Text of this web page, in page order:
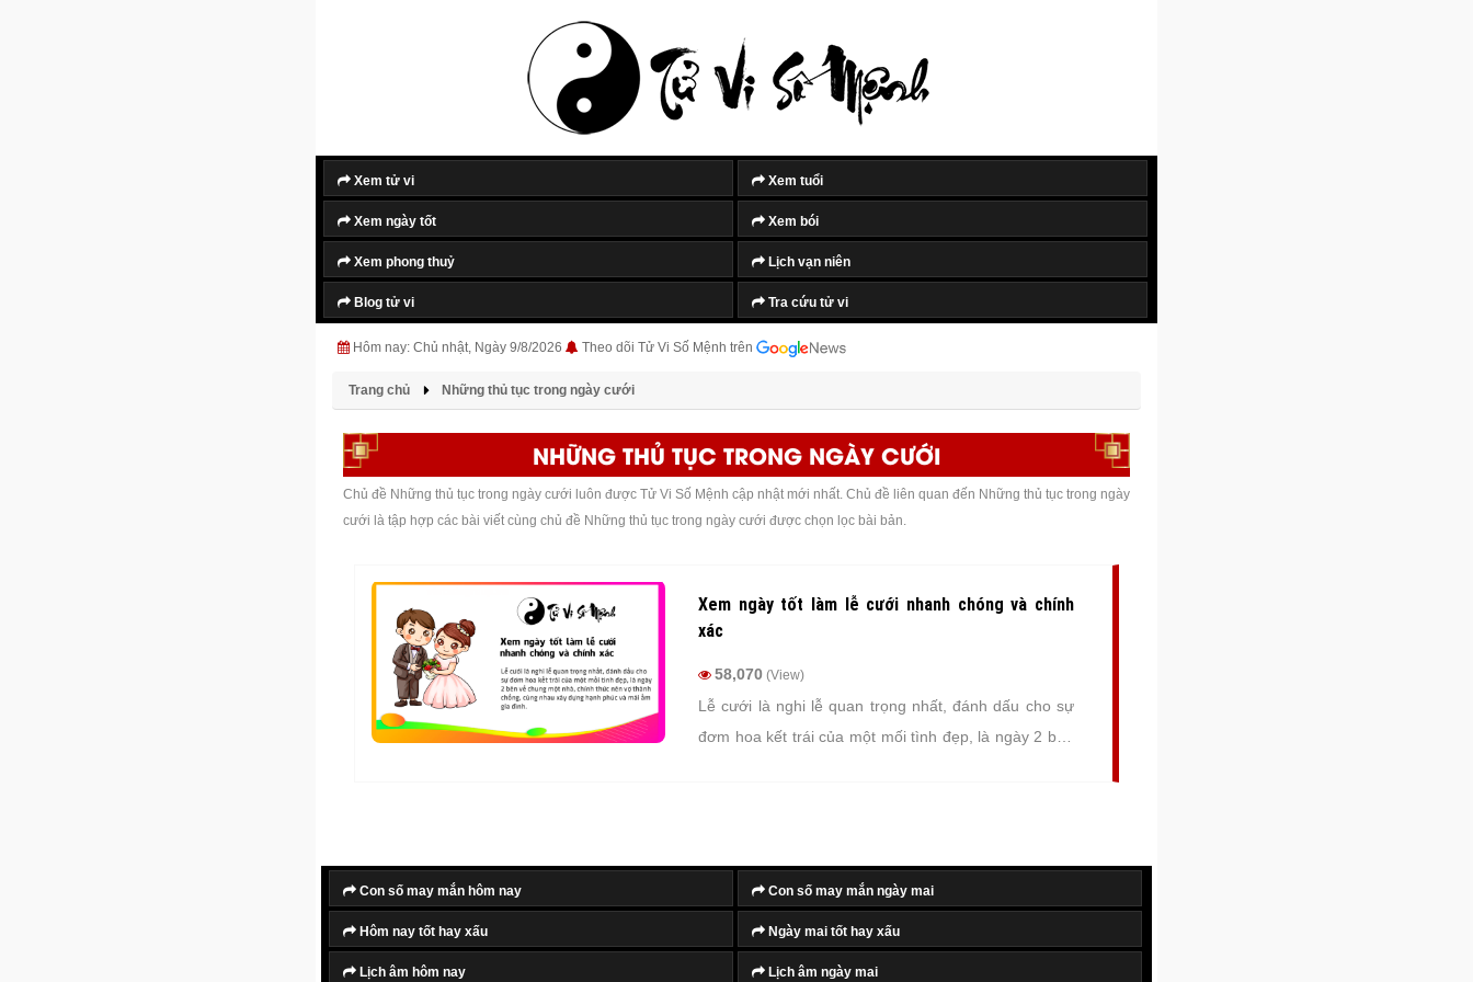
Xem tử vi Xem tuổi
Xem ngày tốt Xem bói
Xem phong thuỷ Lịch vạn niên
Blog tử vi Tra cứu tử vi
Hôm nay: Chủ nhật, Ngày 9/8/2026 Theo dõi Tử Vi Số Mệnh trên
Trang chủ Những thủ tục trong ngày cưới
NHỮNG THỦ TỤC TRONG NGÀY CƯỚI
Chủ đề Những thủ tục trong ngày cưới luôn được Tử Vi Số Mệnh cập nhật mới nhất. Chủ đề liên quan đến Những thủ tục trong ngày
cưới là tập hợp các bài viết cùng chủ đề Những thủ tục trong ngày cưới được chọn lọc bài bản.
Xem ngày tốt làm lễ cưới nhanh chóng và chính
xác
58,070 (View)
Lễ cưới là nghi lễ quan trọng nhất, đánh dấu cho sự
đơm hoa kết trái của một mối tình đẹp, là ngày 2 bên
Con số may mắn hôm nay Con số may mắn ngày mai
Hôm nay tốt hay xấu Ngày mai tốt hay xấu
Lịch âm hôm nay Lịch âm ngày mai